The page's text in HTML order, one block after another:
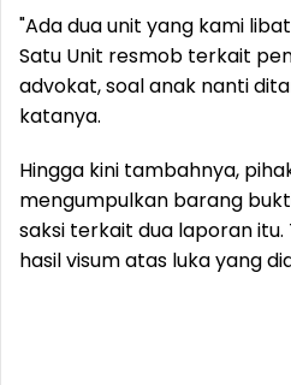
"Ada dua unit yang kami
Satu Unit resmob terkait
advokat, soal anak nanti
katanya.
Hingga kini tambahnya,
mengumpulkan barang
saksi terkait dua laporan
hasil visum atas luka yang